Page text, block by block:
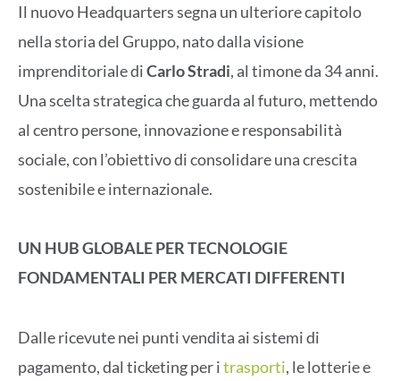
Il nuovo Headquarters segna un ulteriore capitolo
nella storia del Gruppo, nato dalla visione
imprenditoriale diCarlo Stradi, al timone da 34 anni.
Una scelta strategica che guarda al futuro, mettendo
al centro persone, innovazione e responsabilità
sociale, con l’obiettivo di consolidare una crescita
sostenibile e internazionale.
UN HUB GLOBALE PER TECNOLOGIE
FONDAMENTALI PER MERCATI DIFFERENTI
Dalle ricevute nei punti vendita ai sistemi di
pagamento, dal ticketing per itrasporti, le lotterie e